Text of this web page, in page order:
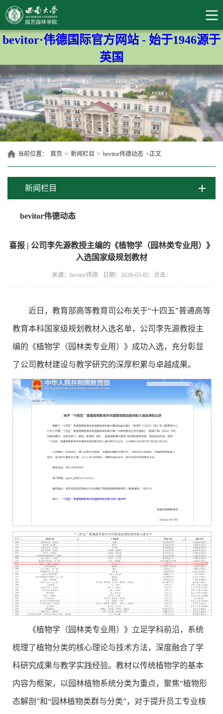
bevitor·伟德国际官方网站 - 始于1946源于
英国
当前位置： 首页 > 新闻栏目 > bevitor伟德动态 >正文
新闻栏目
bevitor伟德动态
喜报 | 公司李先源教授主编的《植物学（园林类专业用）》
入选国家级规划教材
来源：bevitor伟德 日期：2026-03-02 点击：
近日，教育部高等教育司公布关于“十四五”普通高等
教育本科国家级规划教材入选名单，公司李先源教授主
编的《植物学（园林类专业用）》成功入选，充分彰显
了公司教材建设与教学研究的深厚积累与卓越成果。
《植物学（园林类专业用）》立足学科前沿，系统
梳理了植物分类的核心理论与技术方法，深度融合了学
科研究成果与教学实践经验。教材以传统植物学的基本
内容为框架，以园林植物系统分类为重点，聚焦“植物形
态解剖”和“园林植物类群与分类”，对于提升员工专业核